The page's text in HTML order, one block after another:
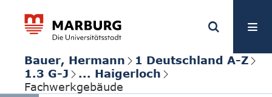
Bauer, Hermann
1 Deutschland A-Z
1.3 G-J
... Haigerloch
Fachwerkgebäude